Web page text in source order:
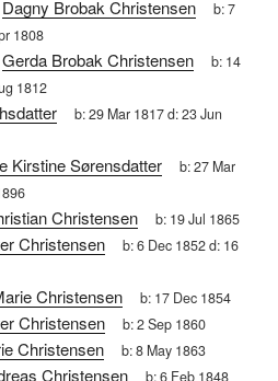
Dagny Brobak Christensen b:7
1808
Gerda Brobak Christensen b: 14
1812
b:29 Mar 1817d:23 Jun
Kirstine Sørensdatter b:27 Mar
Christensen b: 19 Jul 1865
Christensen b:6 Dec 1852d: 16
Christensen b: 17 Dec 1854
Christensen b:2 Sep 1860
Christensen b:8 May 1863
Christensen b:6 Feb 1848